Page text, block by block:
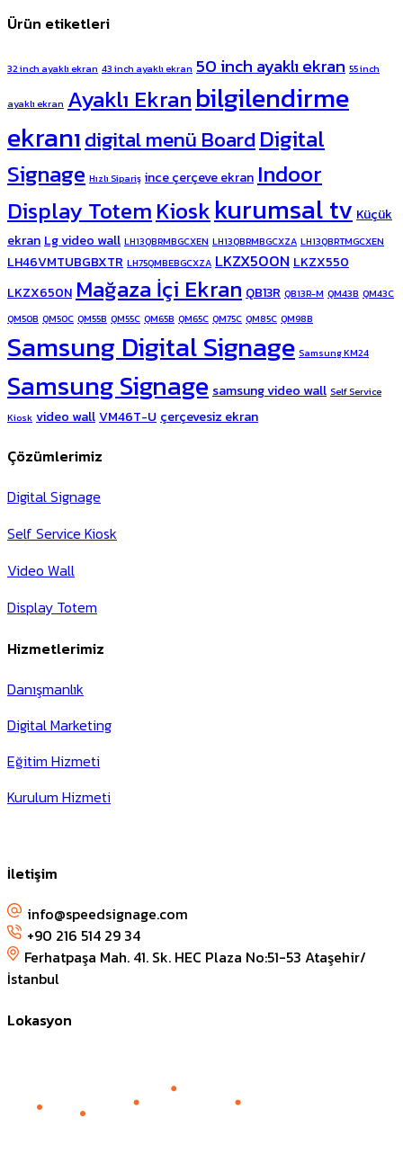
Ürün etiketleri
32 inch ayaklı ekran 43 inch ayaklı ekran 50 inch ayaklı ekran 55 inch
ayaklı ekran Ayaklı Ekranbilgilendirme
ekranıdigital menü Board Digital
Signage Hızlı Sipariş ince çerçeve ekran Indoor
Display TotemKioskkurumsal tv Küçük
ekran Lg video wall LH13QBRMBGCXEN LH13QBRMBGCXZA LH13QBRTMGCXEN
LH46VMTUBGBXTR LH75QMBEBGCXZA LKZX500N LKZX550
LKZX650N Mağaza İçi Ekran QB13R QB13R-M QM43B QM43C
QM50B QM50C QM55B QM55C QM65B QM65C QM75C QM85C QM98B
Samsung Digital Signage Samsung KM24
Samsung Signage samsung video wall Self Service
Kiosk video wallVM46T-U çerçevesiz ekran
Çözümlerimiz
Digital Signage
Self Service Kiosk
Video Wall
Display Totem
Hizmetlerimiz
Danışmanlık
Digital Marketing
Eğitim Hizmeti
Kurulum Hizmeti
İletişim
info@speedsignage.com
+90 216 514 29 34
Ferhatpaşa Mah. 41. Sk. HEC Plaza No:51-53 Ataşehir/
İstanbul
Lokasyon